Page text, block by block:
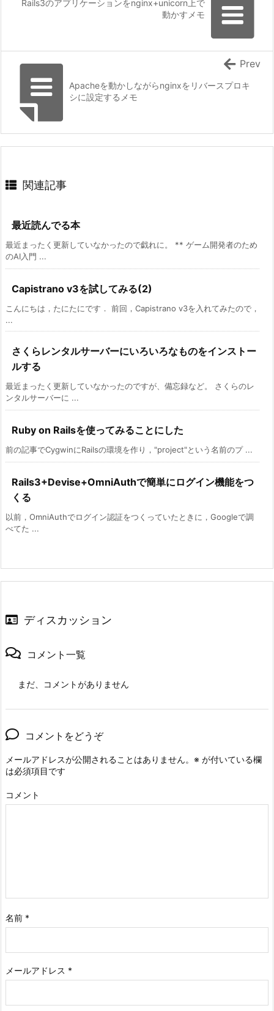
Rails3のアプリケーションをnginx+unicorn上で
動かすメモ
Apacheを動かしながらnginxをリバースプロキ
シに設定するメモ
Prev
関連記事
最近読んでる本
最近まったく更新していなかったので戯れに。 ** ゲーム開発者のため
のAI入門 ...
Capistrano v3を試してみる(2)
こんにちは，たにたにです． 前回，Capistrano v3を入れてみたので，
...
さくらレンタルサーバーにいろいろなものをインストー
ルする
最近まったく更新していなかったのですが、備忘録など。 さくらのレ
ンタルサーバーに ...
Ruby on Railsを使ってみることにした
前の記事でCygwinにRailsの環境を作り，"project"という名前のプ ...
Rails3+Devise+OmniAuthで簡単にログイン機能をつ
くる
以前，OmniAuthでログイン認証をつくっていたときに，Googleで調
べてた ...
ディスカッション
コメント一覧
まだ、コメントがありません
コメントをどうぞ
メールアドレスが公開されることはありません。 ※ が付いている欄
は必須項目です
コメント
名前 *
メールアドレス *